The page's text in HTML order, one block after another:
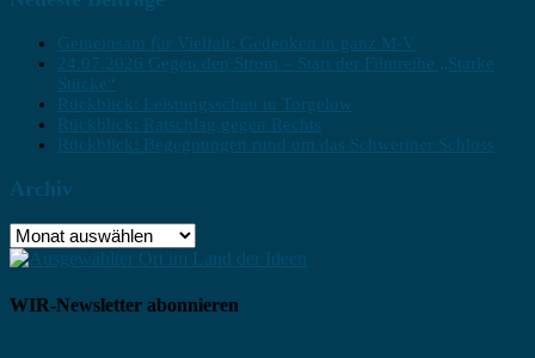
Datenschutzhinweis
Ich stimme der Speicherung meiner E-Mail-Adresse
gemäß der Datenschutzerklärung dieser Seite zu.